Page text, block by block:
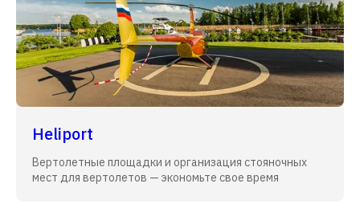
Heliport
Вертолетные площадки и организация стояночных
мест для вертолетов — экономьте свое время